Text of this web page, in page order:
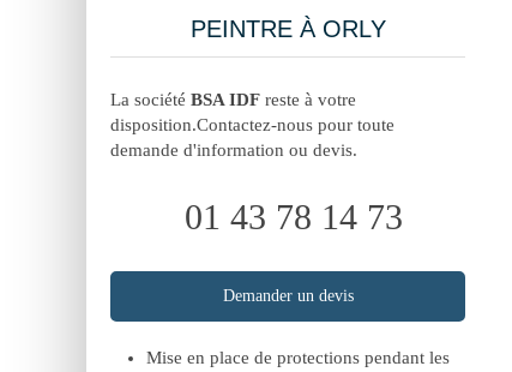
PEINTRE À ORLY
La société BSA IDF reste à votre
disposition.Contactez-nous pour toute
demande d'information ou devis.
01 43 78 14 73
Demander un devis
Mise en place de protections pendant les